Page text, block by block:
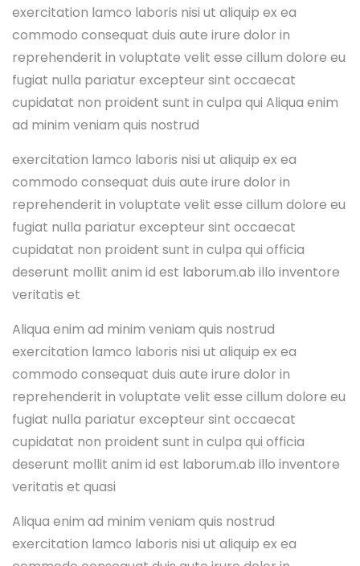
exercitation lamco laboris nisi ut aliquip ex ea
commodo consequat duis aute irure dolor in
reprehenderit in voluptate velit esse cillum dolore eu
fugiat nulla pariatur excepteur sint occaecat
cupidatat non proident sunt in culpa qui Aliqua enim
ad minim veniam quis nostrud
exercitation lamco laboris nisi ut aliquip ex ea
commodo consequat duis aute irure dolor in
reprehenderit in voluptate velit esse cillum dolore eu
fugiat nulla pariatur excepteur sint occaecat
cupidatat non proident sunt in culpa qui officia
deserunt mollit anim id est laborum.ab illo inventore
veritatis et
Aliqua enim ad minim veniam quis nostrud
exercitation lamco laboris nisi ut aliquip ex ea
commodo consequat duis aute irure dolor in
reprehenderit in voluptate velit esse cillum dolore eu
fugiat nulla pariatur excepteur sint occaecat
cupidatat non proident sunt in culpa qui officia
deserunt mollit anim id est laborum.ab illo inventore
veritatis et quasi
Aliqua enim ad minim veniam quis nostrud
exercitation lamco laboris nisi ut aliquip ex ea